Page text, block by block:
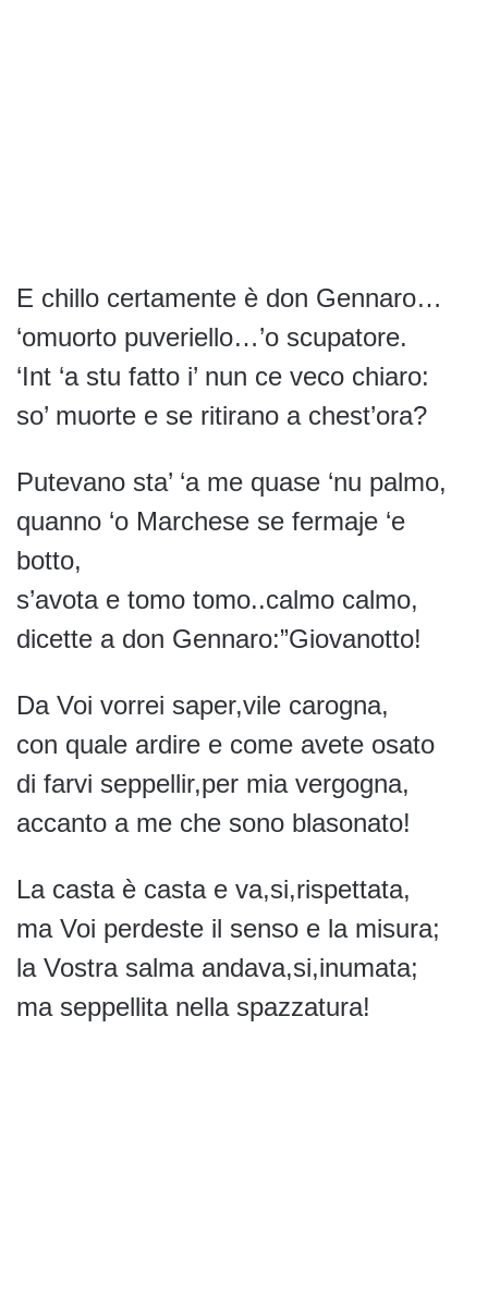
E chillo certamente è don Gennaro…
‘omuorto puveriello…’o scupatore.
‘Int ‘a stu fatto i’ nun ce veco chiaro:
so’ muorte e se ritirano a chest’ora?
Putevano sta’ ‘a me quase ‘nu palmo,
quanno ‘o Marchese se fermaje ‘e
botto,
s’avota e tomo tomo..calmo calmo,
dicette a don Gennaro:”Giovanotto!
Da Voi vorrei saper,vile carogna,
con quale ardire e come avete osato
di farvi seppellir,per mia vergogna,
accanto a me che sono blasonato!
La casta è casta e va,si,rispettata,
ma Voi perdeste il senso e la misura;
la Vostra salma andava,si,inumata;
ma seppellita nella spazzatura!